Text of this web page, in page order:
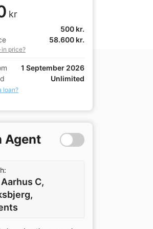
kr
500 kr.
58.600 kr.
price?
1 September 2026
Unlimited
loan?
Agent
C,